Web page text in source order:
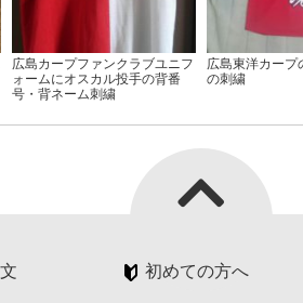
広島カープファンクラブユニフ
ォームにオスカル投手の背番
号・背ネーム刺繍
広島東洋カープ
の刺繍
初めての方へ